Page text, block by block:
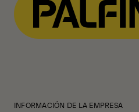
INFORMACIÓN DE LA EMPRESA